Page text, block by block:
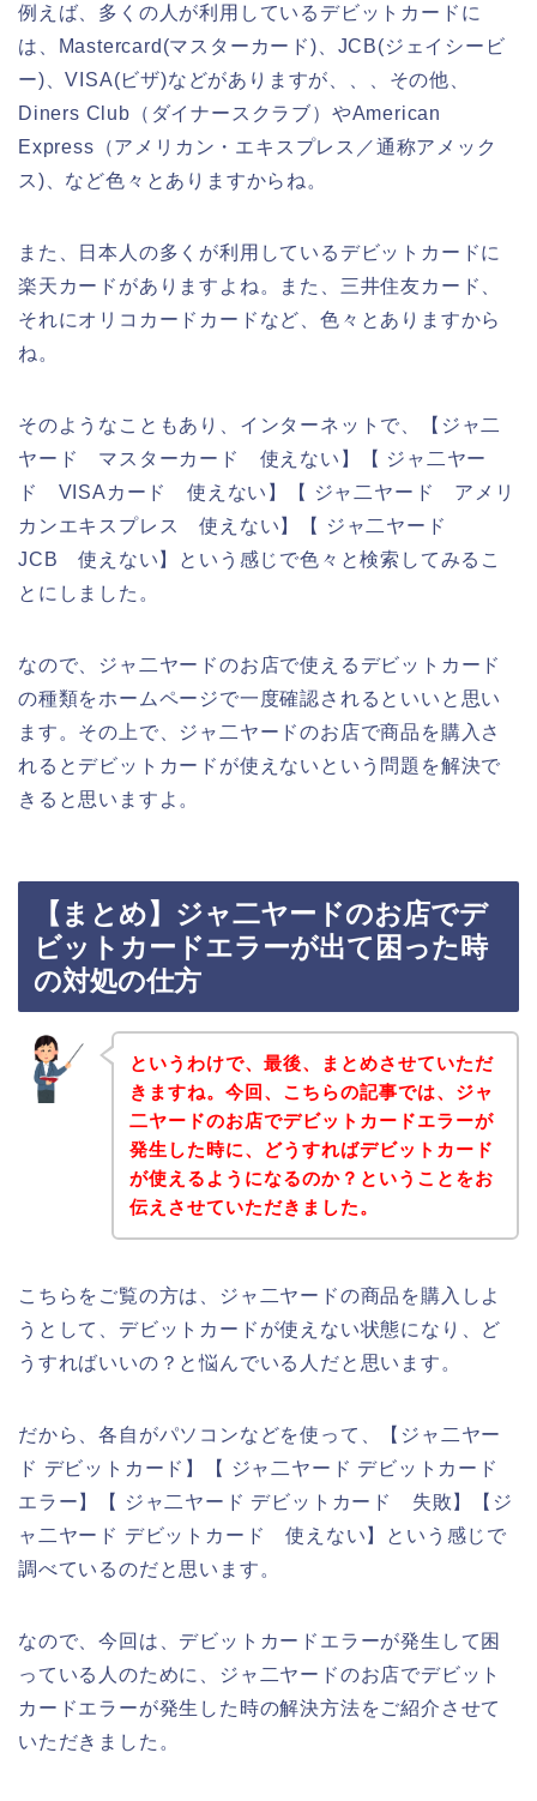
例えば、多くの人が利用しているデビットカードに
は、Mastercard(マスターカード)、JCB(ジェイシービ
ー)、VISA(ビザ)などがありますが、、、その他、
Diners Club（ダイナースクラブ）やAmerican
Express（アメリカン・エキスプレス／通称アメック
ス)、など色々とありますからね。
また、日本人の多くが利用しているデビットカードに
楽天カードがありますよね。また、三井住友カード、
それにオリコカードカードなど、色々とありますから
ね。
そのようなこともあり、インターネットで、【ジャ二
ヤード マスターカード 使えない】【 ジャ二ヤー
ド VISAカード 使えない】【 ジャ二ヤード アメリ
カンエキスプレス 使えない】【 ジャ二ヤード
JCB 使えない】という感じで色々と検索してみるこ
とにしました。
なので、ジャ二ヤードのお店で使えるデビットカード
の種類をホームページで一度確認されるといいと思い
ます。その上で、ジャ二ヤードのお店で商品を購入さ
れるとデビットカードが使えないという問題を解決で
きると思いますよ。
【まとめ】ジャ二ヤードのお店でデ
ビットカードエラーが出て困った時
の対処の仕方
というわけで、最後、まとめさせていただ
きますね。今回、こちらの記事では、ジャ
二ヤードのお店でデビットカードエラーが
発生した時に、どうすればデビットカード
が使えるようになるのか？ということをお
伝えさせていただきました。
こちらをご覧の方は、ジャ二ヤードの商品を購入しよ
うとして、デビットカードが使えない状態になり、ど
うすればいいの？と悩んでいる人だと思います。
だから、各自がパソコンなどを使って、【ジャ二ヤー
ド デビットカード】【 ジャ二ヤード デビットカード
エラー】【 ジャ二ヤード デビットカード 失敗】【ジ
ャ二ヤード デビットカード 使えない】という感じで
調べているのだと思います。
なので、今回は、デビットカードエラーが発生して困
っている人のために、ジャ二ヤードのお店でデビット
カードエラーが発生した時の解決方法をご紹介させて
いただきました。